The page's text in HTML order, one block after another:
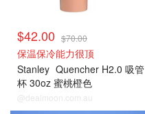
$42.00 $70.00
保温保冷能力很顶
Stanley Quencher H2.0 吸管
杯 30oz 蜜桃橙色
@dealmoon.com.au